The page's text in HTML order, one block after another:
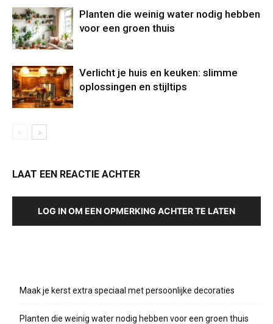
Planten die weinig water nodig hebben
voor een groen thuis
Verlicht je huis en keuken: slimme
oplossingen en stijltips
LAAT EEN REACTIE ACHTER
LOG IN OM EEN OPMERKING ACHTER TE LATEN
Maak je kerst extra speciaal met persoonlijke decoraties
Planten die weinig water nodig hebben voor een groen thuis